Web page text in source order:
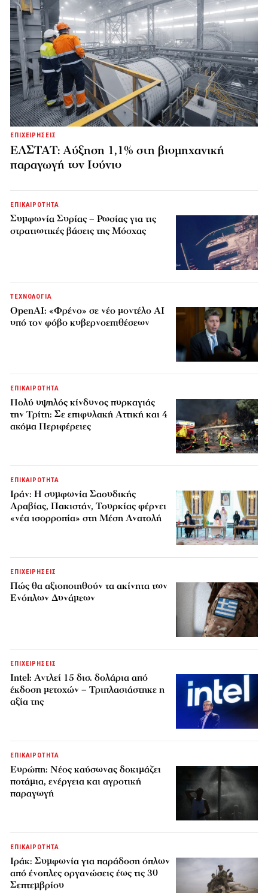
ΕΠΙΧΕΙΡΗΣΕΙΣ
ΕΛΣΤΑΤ: Αύξηση 1,1% στη βιομηχανική
παραγωγή τον Ιούνιο
ΕΠΙΚΑΙΡΟΤΗΤΑ
Συμφωνία Συρίας – Ρωσίας για τις
στρατιωτικές βάσεις της Μόσχας
ΤΕΧΝΟΛΟΓΙΑ
OpenAI: «Φρένο» σε νέο μοντέλο AI
υπό τον φόβο κυβερνοεπιθέσεων
ΕΠΙΚΑΙΡΟΤΗΤΑ
Πολύ υψηλός κίνδυνος πυρκαγιάς
την Τρίτη: Σε επιφυλακή Αττική και 4
ακόμα Περιφέρειες
ΕΠΙΚΑΙΡΟΤΗΤΑ
Ιράν: Η συμφωνία Σαουδικής
Αραβίας, Πακιστάν, Τουρκίας φέρνει
«νέα ισορροπία» στη Μέση Ανατολή
ΕΠΙΧΕΙΡΗΣΕΙΣ
Πώς θα αξιοποιηθούν τα ακίνητα των
Ενόπλων Δυνάμεων
ΕΠΙΧΕΙΡΗΣΕΙΣ
Intel: Αντλεί 15 δισ. δολάρια από
έκδοση μετοχών – Τριπλασιάστηκε η
αξία της
ΕΠΙΚΑΙΡΟΤΗΤΑ
Ευρώπη: Νέος καύσωνας δοκιμάζει
ποτάμια, ενέργεια και αγροτική
παραγωγή
ΕΠΙΚΑΙΡΟΤΗΤΑ
Ιράκ: Συμφωνία για παράδοση όπλων
από ένοπλες οργανώσεις έως τις 30
Σεπτεμβρίου